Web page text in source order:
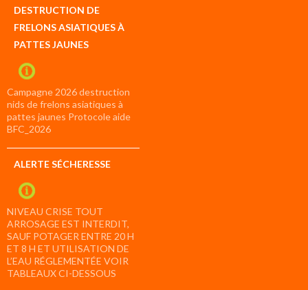
DESTRUCTION DE
FRELONS ASIATIQUES À
PATTES JAUNES
Campagne 2026 destruction
nids de frelons asiatiques à
pattes jaunes Protocole aide
BFC_2026
ALERTE SÉCHERESSE
NIVEAU CRISE TOUT
ARROSAGE EST INTERDIT,
SAUF POTAGER ENTRE 20 H
ET 8 H ET UTILISATION DE
L’EAU RÉGLEMENTÉE VOIR
TABLEAUX CI-DESSOUS